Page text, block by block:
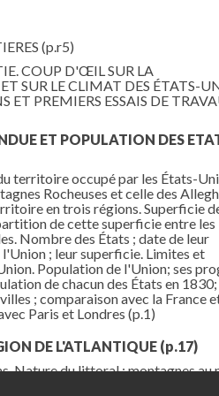
(p.r5)
COUP D'ŒIL SUR LA
SUR LE CLIMAT DES ÉTATS-
ET PREMIERS ESSAIS DE
ET POPULATION DES
territoire occupé par les États-
Rocheuses et celle des
en trois régions. Superficie
de cette superficie entre les
Nombre des États ; date de leur
l'Union ; leur superficie. Limites et
Population de l'Union; ses
de chacun des États en 1830;
; comparaison avec la France
Paris et Londres (p.1)
DE L'ATLANTIQUE (p.17)
Nature du littoral ; montagnes au